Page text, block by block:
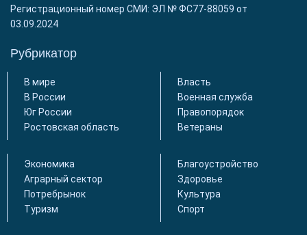
Регистрационный номер СМИ: ЭЛ № ФС77-88059 от
03.09.2024
Рубрикатор
В мире
В России
Юг России
Ростовская область
Власть
Военная служба
Правопорядок
Ветераны
Экономика
Аграрный сектор
Потребрынок
Туризм
Благоустройство
Здоровье
Культура
Спорт